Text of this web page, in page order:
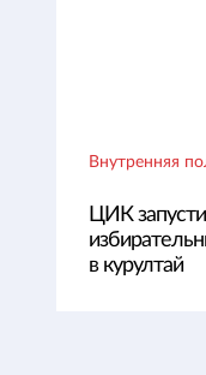
Внутренняя
ЦИК
в курултай